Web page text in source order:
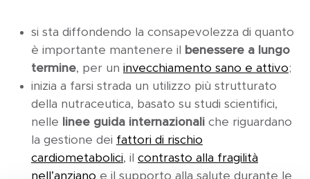
si sta diffondendo la consapevolezza di quanto
è importante mantenere il
benessere a lungo
termine, per un invecchiamento sano e attivo;
inizia a farsi strada un utilizzo più strutturato
della nutraceutica, basato su studi scientifici,
nelle linee guida internazionali che riguardano
la gestione dei fattori di rischio
cardiometabolici, il contrasto alla fragilità
nell’anziano e il supporto alla salute durante le